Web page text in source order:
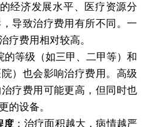
经济发展水平、医疗资源分
导致治疗费用有所不同。一
疗费用相对较高。
的等级（如三甲、二甲等）和
）也会影响治疗费用。高级
疗费用可能更高，但同时也
的设备。
度：治疗面积越大，病情越严